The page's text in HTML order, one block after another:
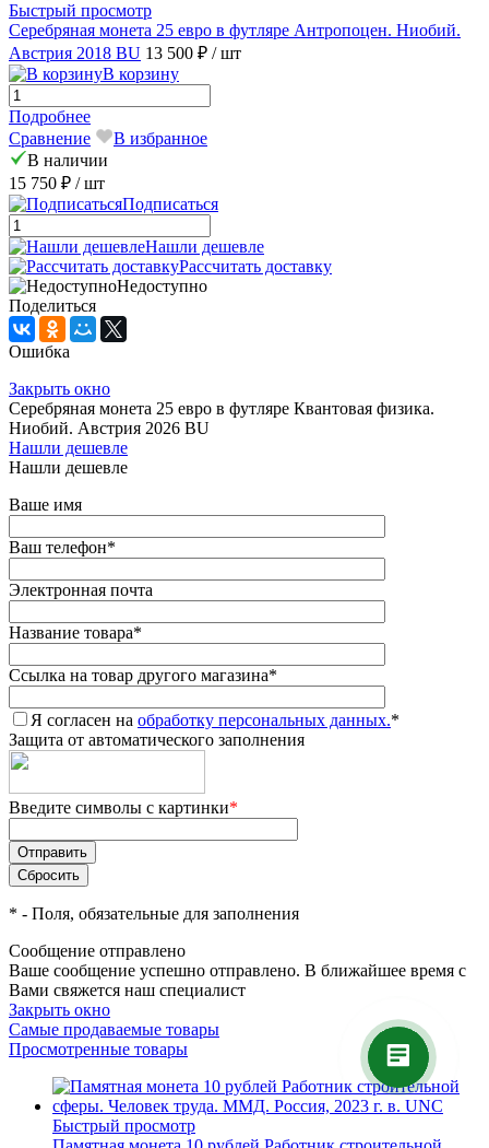
Быстрый просмотр
Серебряная монета 25 евро в футляре Антропоцен. Ниобий.
Австрия 2018 BU 13 500 ₽ / шт
В корзину
Подробнее
Сравнение
В избранное
В наличии
15 750 ₽ / шт
Подписаться
Нашли дешевле
Рассчитать доставку
Недоступно
Поделиться
Ошибка
Закрыть окно
Серебряная монета 25 евро в футляре Квантовая физика.
Ниобий. Австрия 2026 BU
Нашли дешевле
Нашли дешевле
Ваше имя
Ваш телефон*
Электронная почта
Название товара*
Ссылка на товар другого магазина*
Я согласен на обработку персональных данных.*
Защита от автоматического заполнения
Введите символы с картинки*
* - Поля, обязательные для заполнения
Сообщение отправлено
Ваше сообщение успешно отправлено. В ближайшее время с
Вами свяжется наш специалист
Закрыть окно
Самые продаваемые товары
Просмотренные товары
Быстрый просмотр